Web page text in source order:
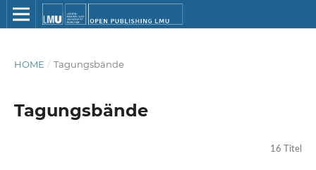
HOME / Tagungsbände
Tagungsbände
16 Titel